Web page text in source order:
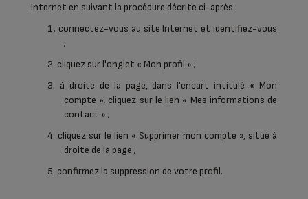
Internet en suivant la procédure décrite ci-après :
1. connectez-vous au site Internet et identifiez-vous
;
2. cliquez sur l'onglet « Mon profil » ;
3. à droite de la page, dans l'encart intitulé « Mon
compte », cliquez sur le lien « Mes informations de
contact » ;
4. cliquez sur le lien « Supprimer mon compte », situé à
droite de la page ;
5. confirmez la suppression de votre profil.